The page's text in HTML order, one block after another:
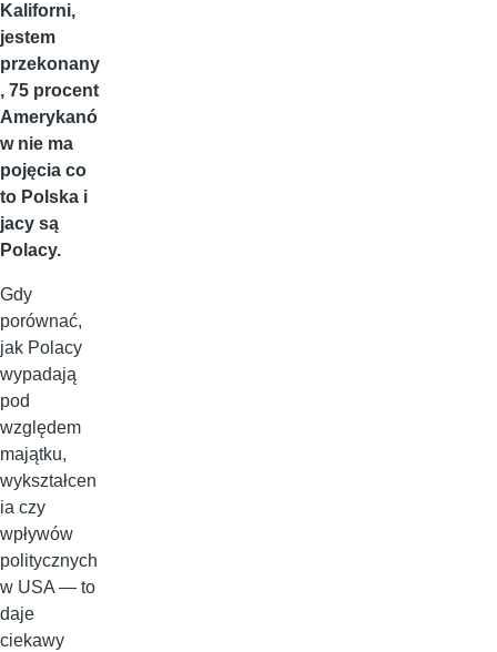
Kaliforni,
jestem
przekonany
, 75 procent
Amerykanó
w nie ma
pojęcia co
to Polska i
jacy są
Polacy.
Gdy
porównać,
jak Polacy
wypadają
pod
względem
majątku,
wykształcen
ia czy
wpływów
politycznych
w USA — to
daje
ciekawy